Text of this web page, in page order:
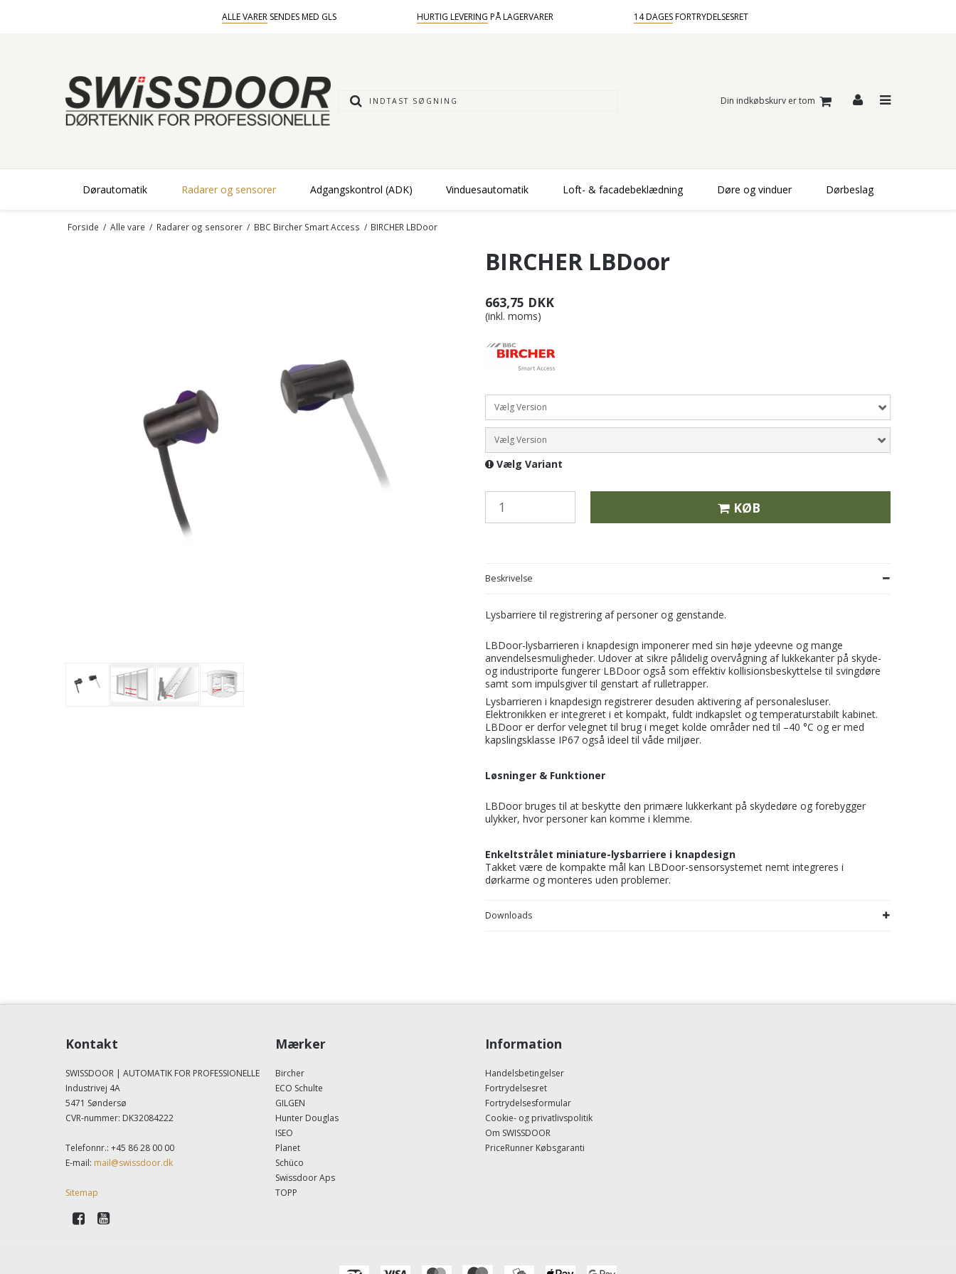
ALLE VARERSENDES MED GLS HURTIG LEVERING PÅ LAGERVARER 14 DAGESFORTRYDELSESRET
Din indkøbskurv er tom
Dørautomatik Radarer og sensorer Adgangskontrol (ADK) Vinduesautomatik Loft- & facadebeklædning Døre og vinduer Dørbeslag
Forside / Alle vare / Radarer og sensorer / BBC Bircher Smart Access / BIRCHER LBDoor
BIRCHER LBDoor
663,75 DKK
(inkl. moms)
Vælg Version
Vælg Version
Vælg Variant
KØB
Beskrivelse
Lysbarriere til registrering af personer og genstande.
LBDoor-lysbarrieren i knapdesign imponerer med sin høje ydeevne og mange
anvendelsesmuligheder. Udover at sikre pålidelig overvågning af lukkekanter på skyde-
og industriporte fungerer LBDoor også som effektiv kollisionsbeskyttelse til svingdøre
samt som impulsgiver til genstart af rulletrapper.
Lysbarrieren i knapdesign registrerer desuden aktivering af personalesluser.
Elektronikken er integreret i et kompakt, fuldt indkapslet og temperaturstabilt kabinet.
LBDoor er derfor velegnet til brug i meget kolde områder ned til –40 °C og er med
kapslingsklasse IP67 også ideel til våde miljøer.
Løsninger & Funktioner
LBDoor bruges til at beskytte den primære lukkerkant på skydedøre og forebygger
ulykker, hvor personer kan komme i klemme.
Enkeltstrålet miniature-lysbarriere i knapdesign
Takket være de kompakte mål kan LBDoor-sensorsystemet nemt integreres i
dørkarme og monteres uden problemer.
Downloads
Kontakt
SWISSDOOR | AUTOMATIK FOR PROFESSIONELLE
Industrivej 4A
5471 Søndersø
CVR-nummer: DK32084222
Telefonnr.: +45 86 28 00 00
E-mail: mail@swissdoor.dk
Sitemap
Mærker
Bircher
ECO Schulte
GILGEN
Hunter Douglas
ISEO
Planet
Schüco
Swissdoor Aps
TOPP
Information
Handelsbetingelser
Fortrydelsesret
Fortrydelsesformular
Cookie- og privatlivspolitik
Om SWISSDOOR
PriceRunner Købsgaranti